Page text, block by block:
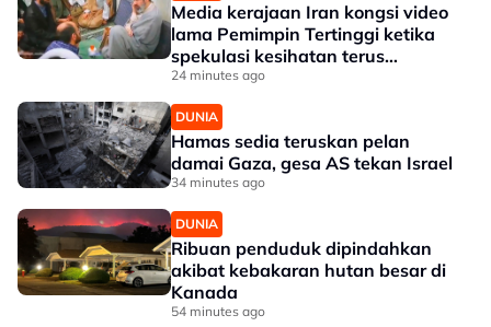
Media kerajaan Iran kongsi video
lama Pemimpin Tertinggi ketika
spekulasi kesihatan terus
memuncak
24 minutes ago
DUNIA
Hamas sedia teruskan pelan
damai Gaza, gesa AS tekan Israel
34 minutes ago
DUNIA
Ribuan penduduk dipindahkan
akibat kebakaran hutan besar di
Kanada
54 minutes ago